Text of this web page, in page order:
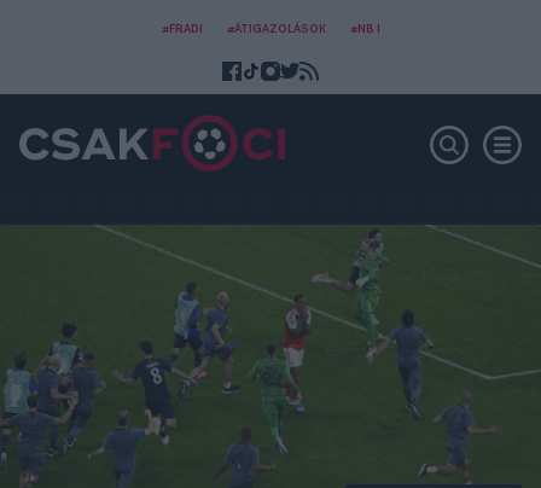
#FRADI #ÁTIGAZOLÁSOK #NB I